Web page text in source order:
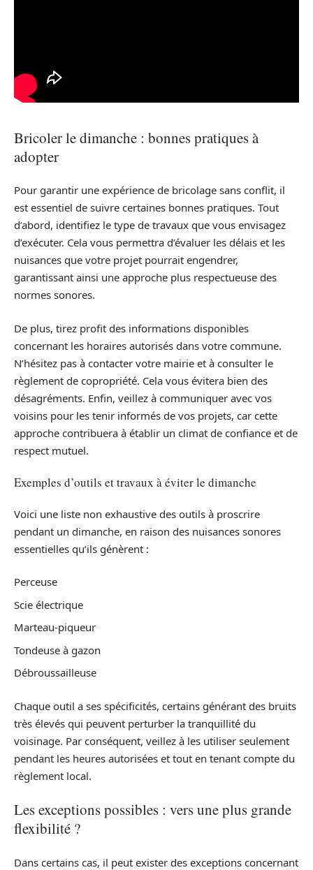
Bricoler le dimanche : bonnes pratiques à
adopter
Pour garantir une expérience de bricolage sans conflit, il
est essentiel de suivre certaines bonnes pratiques. Tout
d’abord, identifiez le type de travaux que vous envisagez
d’exécuter. Cela vous permettra d’évaluer les délais et les
nuisances que votre projet pourrait engendrer,
garantissant ainsi une approche plus respectueuse des
normes sonores.
De plus, tirez profit des informations disponibles
concernant les horaires autorisés dans votre commune.
N’hésitez pas à contacter votre mairie et à consulter le
règlement de copropriété. Cela vous évitera bien des
désagréments. Enfin, veillez à communiquer avec vos
voisins pour les tenir informés de vos projets, car cette
approche contribuera à établir un climat de confiance et de
respect mutuel.
Exemples d’outils et travaux à éviter le dimanche
Voici une liste non exhaustive des outils à proscrire
pendant un dimanche, en raison des nuisances sonores
essentielles qu’ils génèrent :
Perceuse
Scie électrique
Marteau-piqueur
Tondeuse à gazon
Débroussailleuse
Chaque outil a ses spécificités, certains générant des bruits
très élevés qui peuvent perturber la tranquillité du
voisinage. Par conséquent, veillez à les utiliser seulement
pendant les heures autorisées et tout en tenant compte du
règlement local.
Les exceptions possibles : vers une plus grande
flexibilité ?
Dans certains cas, il peut exister des exceptions concernant